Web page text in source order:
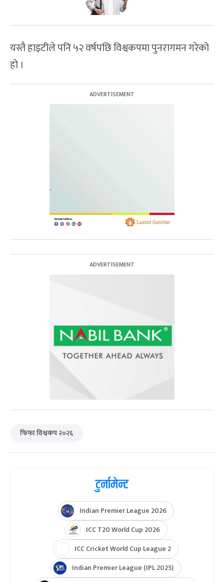
यस्तै हाइटीले पनि ५२ वर्षपछि विश्वकपमा पुनरागमन गरेको
हो ।
फिफा विश्वकप २०२६
टुर्नामेन्ट
Indian Premier League 2026
ICC T20 World Cup 2026
ICC Cricket World Cup League 2
Indian Premier League (IPL 2025)